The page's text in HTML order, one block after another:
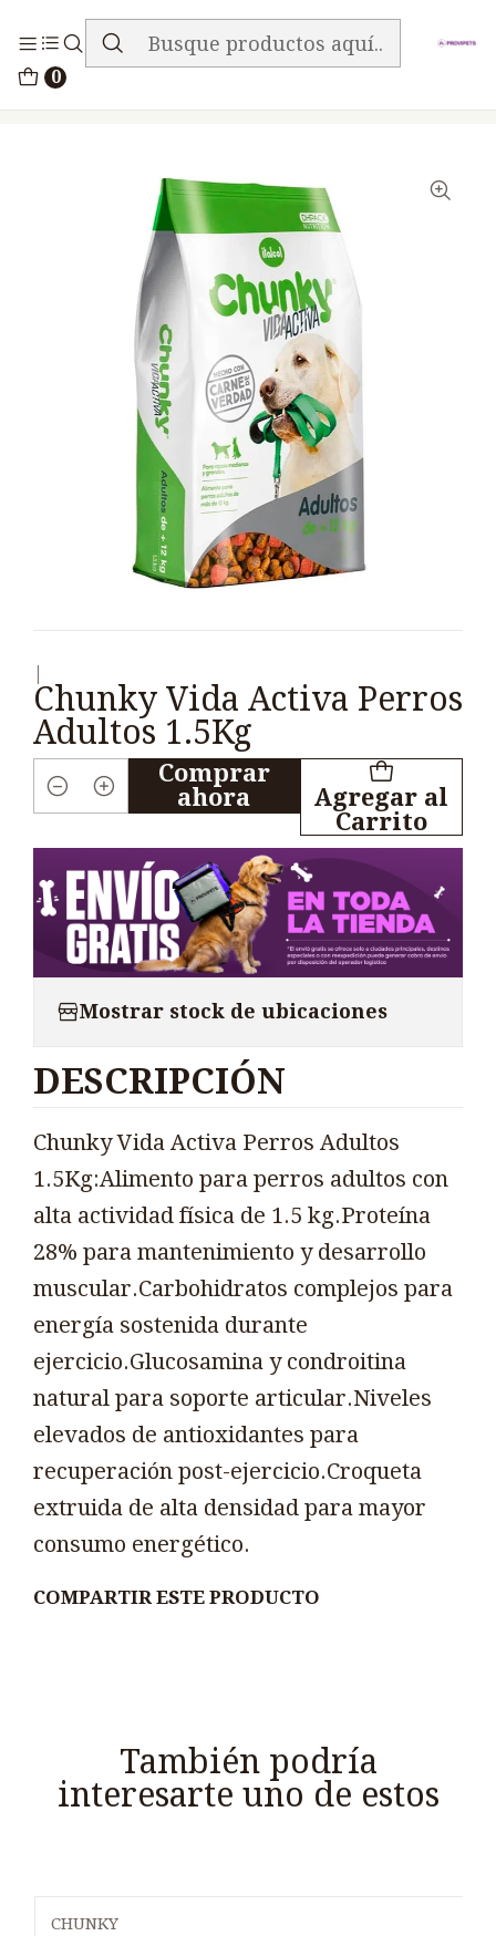
0
ENVIO GRATIS EN TODA LA TIENDA
Chunky Vida Activa Perros
Adultos 1.5Kg
Cantidad
Agregar al
Carrito
Comprar
ahora
Mostrar stock de ubicaciones
DESCRIPCIÓN
Chunky Vida Activa Perros Adultos
1.5Kg:Alimento para perros adultos con
alta actividad física de 1.5 kg.Proteína
28% para mantenimiento y desarrollo
muscular.Carbohidratos complejos para
energía sostenida durante
ejercicio.Glucosamina y condroitina
natural para soporte articular.Niveles
elevados de antioxidantes para
recuperación post-ejercicio.Croqueta
extruida de alta densidad para mayor
consumo energético.
COMPARTIR ESTE PRODUCTO
También podría
interesarte uno de estos
CHUNKY